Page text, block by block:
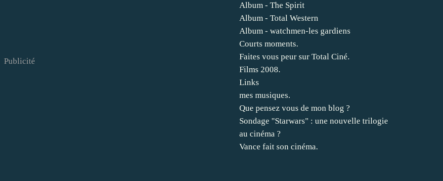
Publicité
Album - The Spirit
Album - Total Western
Album - watchmen-les gardiens
Courts moments.
Faites vous peur sur Total Ciné.
Films 2008.
Links
mes musiques.
Que pensez vous de mon blog ?
Sondage "Starwars" : une nouvelle trilogie
au cinéma ?
Vance fait son cinéma.